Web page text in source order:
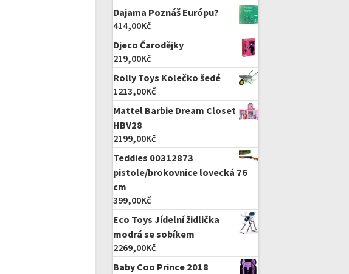
Dajama Poznáš Európu?
414,00Kč
Djeco Čarodějky
219,00Kč
Rolly Toys Kolečko šedé
1213,00Kč
Mattel Barbie Dream Closet
HBV28
2199,00Kč
Teddies 00312873
pistole/brokovnice lovecká 76
cm
399,00Kč
Eco Toys Jídelní židlička
modrá se sobíkem
2269,00Kč
Baby Coo Prince 2018